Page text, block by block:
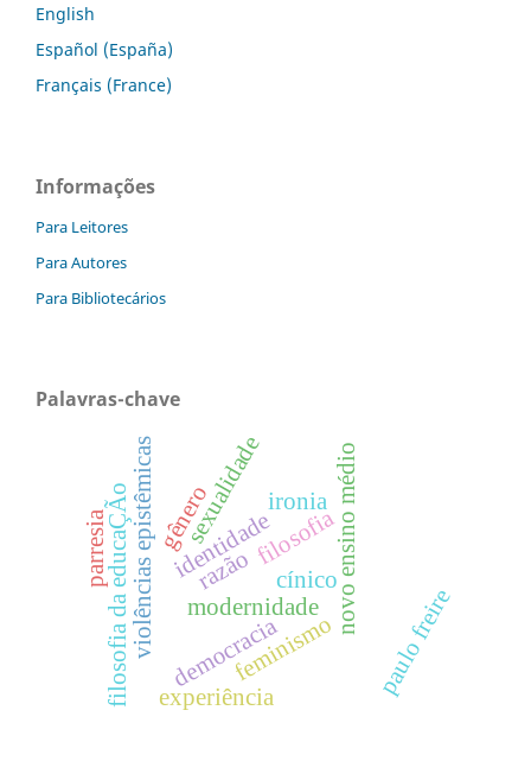
English
Español (España)
Français (France)
Informações
Para Leitores
Para Autores
Para Bibliotecários
Palavras-chave
filosofianovo ensino médio
cínico
ironia
identidade
gênero
violências epistêmicas sexualidade
modernidade
razão
democraciafeminismo paulo freire
experiência
filosofia da educaÇÃo
parresia